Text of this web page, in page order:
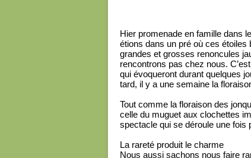
Hier promenade en famille dans
étions dans un pré où ces
grandes et grosses renoncules
rencontrons pas chez nous.
qui évoqueront durant quelques
tard, il y a une semaine la
Tout comme la floraison des
celle du muguet aux clochettes
spectacle qui se déroule une fois
La rareté produit le charme
Nous aussi sachons nous faire